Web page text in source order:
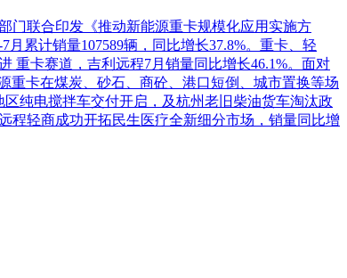
门联合印发《推动新能源重卡规模化应用实施方
累计销量107589辆，同比增长37.8%。重卡、轻
重卡赛道，吉利远程7月销量同比增长46.1%。面对
重卡在煤炭、砂石、商砼、港口短倒、城市置换等场
纯电搅拌车交付开启，及杭州老旧柴油货车淘汰政
程轻商成功开拓民生医疗全新细分市场，销量同比增